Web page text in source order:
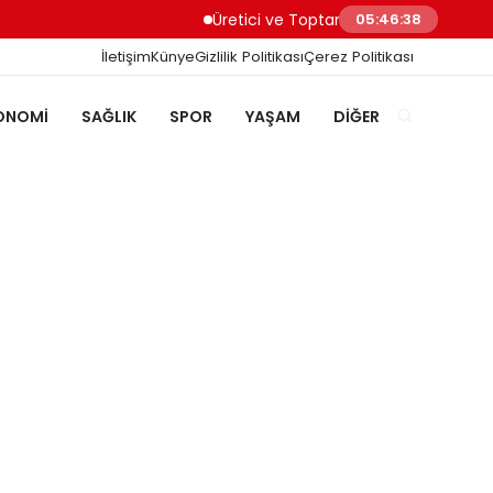
Üretici ve Toptancılar Dijital Sipariş
05:46:38
İletişimKünyeGizlilik PolitikasıÇerez Politikası
SAĞLIK SPOR YAŞAM DIĞER